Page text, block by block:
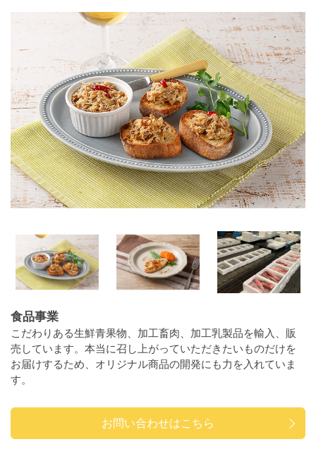
食品事業
こだわりある生鮮青果物、加工畜肉、加工乳製品を輸入、販
売しています。本当に召し上がっていただきたいものだけを
お届けするため、オリジナル商品の開発にも力を入れていま
す。
お問い合わせはこちら